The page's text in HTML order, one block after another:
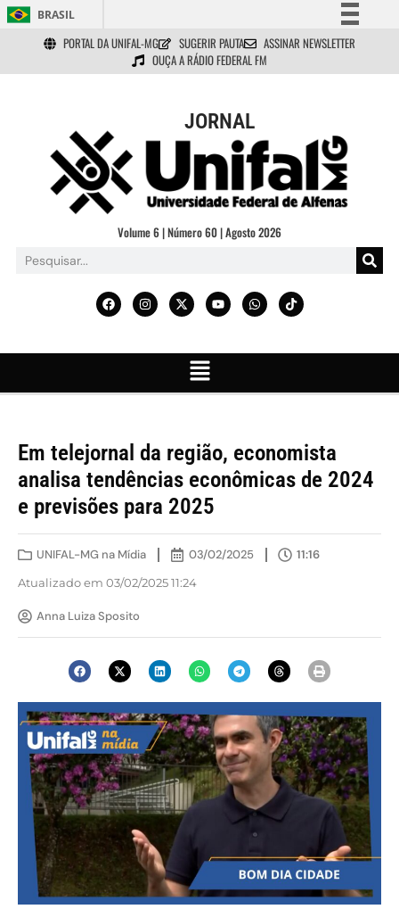
BRASIL
Simplifique!
Comunica BR
Acesso à informação
Legislação
Canais
PORTAL DA UNIFAL-MG SUGERIR PAUTA
ASSINAR NEWSLETTER
OUÇA A RÁDIO FEDERAL FM
JORNAL
Volume 6 | Número 60 | Agosto 2026
Em telejornal da região, economista
analisa tendências econômicas de 2024
e previsões para 2025
UNIFAL-MG na Mídia 03/02/2025 11:16
Atualizado em 03/02/2025 11:24
Anna Luiza Sposito